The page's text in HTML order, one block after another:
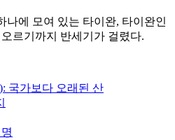
나에 모여 있는 타이완, 타이완인
르기까지 반세기가 걸렸다.
국가보다 오래된 산